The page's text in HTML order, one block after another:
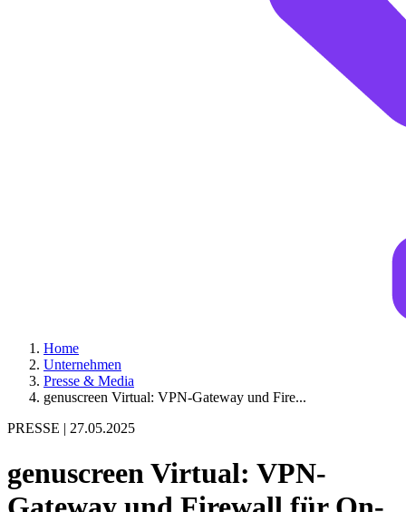
Home
Unternehmen
Presse & Media
genuscreen Virtual: VPN-Gateway und Fire...
PRESSE | 27.05.2025
genuscreen Virtual: VPN-